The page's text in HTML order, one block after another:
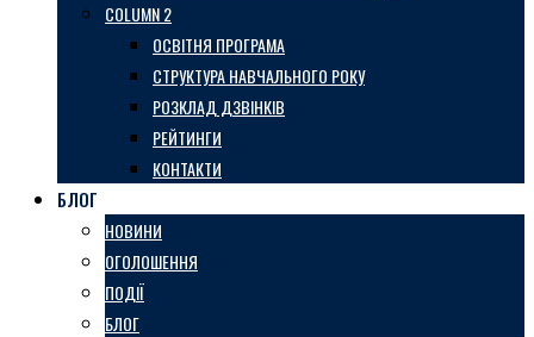
COLUMN 2
ОСВІТНЯ ПРОГРАМА
СТРУКТУРА НАВЧАЛЬНОГО РОКУ
РОЗКЛАД ДЗВІНКІВ
РЕЙТИНГИ
КОНТАКТИ
БЛОГ
НОВИНИ
ОГОЛОШЕННЯ
ПОДІЇ
БЛОГ